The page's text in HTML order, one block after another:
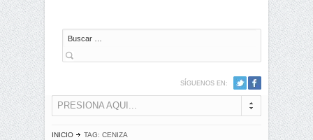
Buscar
SÍGUENOS EN:
PRESIONA AQUI...
INICIO TAG: CENIZA